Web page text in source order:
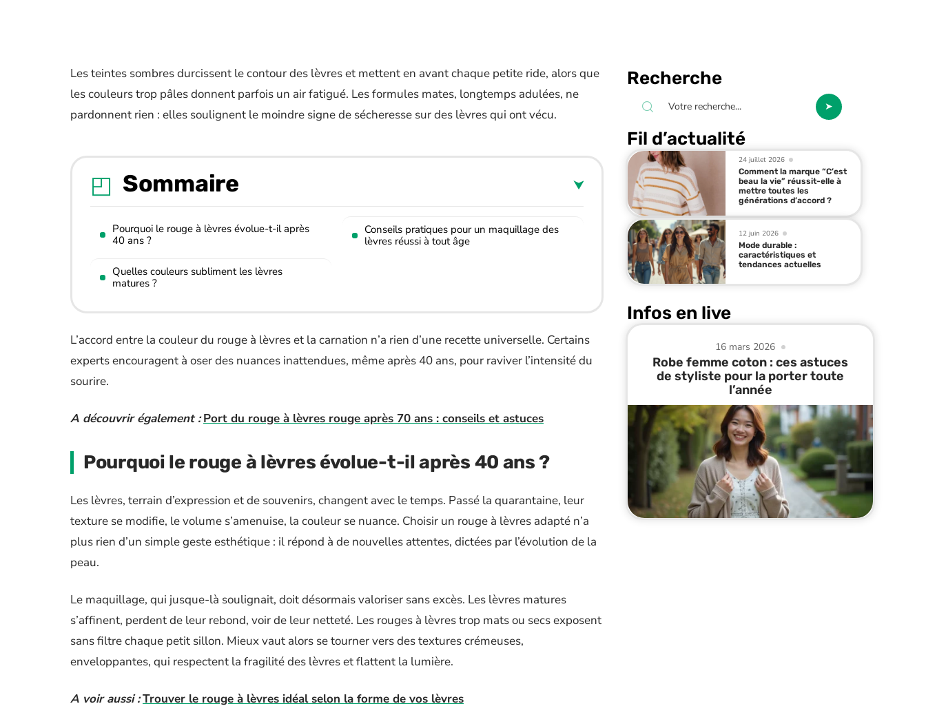
Les teintes sombres durcissent le contour des lèvres et mettent en avant chaque petite ride, alors que
les couleurs trop pâles donnent parfois un air fatigué. Les formules mates, longtemps adulées, ne
pardonnent rien : elles soulignent le moindre signe de sécheresse sur des lèvres qui ont vécu.
Sommaire
Pourquoi le rouge à lèvres évolue-t-il après
40 ans ?
Quelles couleurs subliment les lèvres
matures ?
Conseils pratiques pour un maquillage des
lèvres réussi à tout âge
L’accord entre la couleur du rouge à lèvres et la carnation n’a rien d’une recette universelle. Certains
experts encouragent à oser des nuances inattendues, même après 40 ans, pour raviver l’intensité du
sourire.
A découvrir également : Port du rouge à lèvres rouge après 70 ans : conseils et astuces
Pourquoi le rouge à lèvres évolue-t-il après 40 ans ?
Les lèvres, terrain d’expression et de souvenirs, changent avec le temps. Passé la quarantaine, leur
texture se modifie, le volume s’amenuise, la couleur se nuance. Choisir un rouge à lèvres adapté n’a
plus rien d’un simple geste esthétique : il répond à de nouvelles attentes, dictées par l’évolution de la
peau.
Le maquillage, qui jusque-là soulignait, doit désormais valoriser sans excès. Les lèvres matures
s’affinent, perdent de leur rebond, voir de leur netteté. Les rouges à lèvres trop mats ou secs exposent
sans filtre chaque petit sillon. Mieux vaut alors se tourner vers des textures crémeuses,
enveloppantes, qui respectent la fragilité des lèvres et flattent la lumière.
A voir aussi :Trouver le rouge à lèvres idéal selon la forme de vos lèvres
Recherche
Fil d’actualité
24 juillet 2026
Comment la marque “C’est
beau la vie” réussit-elle à
mettre toutes les
générations d’accord ?
12 juin 2026
Mode durable :
caractéristiques et
tendances actuelles
Infos en live
16 mars 2026
Robe femme coton : ces astuces
de styliste pour la porter toute
l’année